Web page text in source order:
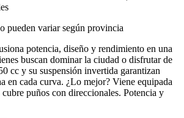
pueden variar según provincia
potencia, diseño y rendimiento en una
buscan dominar la ciudad o disfrutar de
cc y su suspensión invertida garantizan
en cada curva. ¿Lo mejor? Viene equipada
puños con direccionales. Potencia y